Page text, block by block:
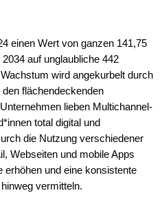
einen Wert von ganzen 141,75
auf unglaubliche 442
wird angekurbelt durch
flächendeckenden
lieben Multichannel-
total digital und
die Nutzung verschiedener
Webseiten und mobile Apps
erhöhen und eine konsistente
vermitteln.